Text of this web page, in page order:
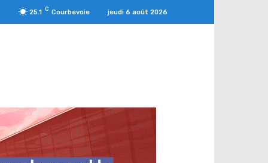
25.1 C Courbevoie jeudi 6 août 2026